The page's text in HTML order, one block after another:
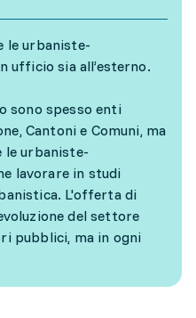
le urbaniste-
ufficio sia all’esterno.
sono spesso enti
Cantoni e Comuni, ma
urbaniste-
lavorare in studi
L'offerta di
del settore
pubblici, ma in ogni